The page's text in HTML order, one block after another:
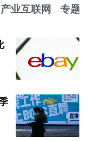
产业互联网 专题